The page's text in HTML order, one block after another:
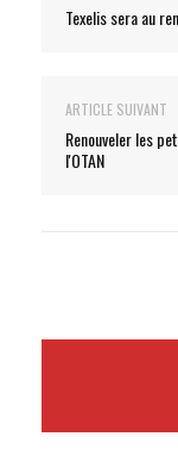
Texelis sera au
ARTICLE SUIVANT
Renouveler les
l'OTAN